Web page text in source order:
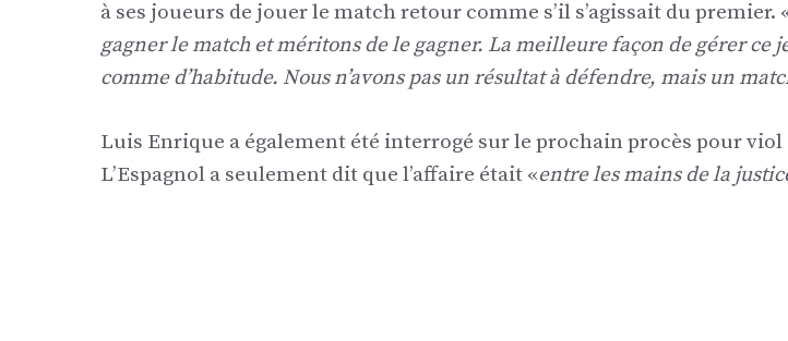
à ses joueurs de jouer le match retour comme s’il s’agissait du premier.
gagner le match et méritons de le gagner. La meilleure façon de gérer ce
comme d’habitude. Nous n’avons pas un résultat à défendre, mais un
Luis Enrique a également été interrogé sur le prochain procès pour viol
L’Espagnol a seulement dit que l’affaire était «entre les mains de la